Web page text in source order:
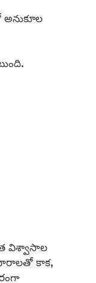
విశ్వాసాల
కాక,